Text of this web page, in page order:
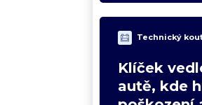
Technický
Klíček
autě, kde